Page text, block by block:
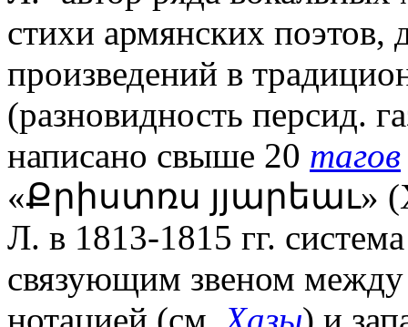
стихи армянских
произведений в
(разновидность персид.
написано свыше 20 тагов
«Քրիստռս յյարեաւ»
Л. в 1813-1815 гг.
связующим звеном
нотацией (см. Хазы) и